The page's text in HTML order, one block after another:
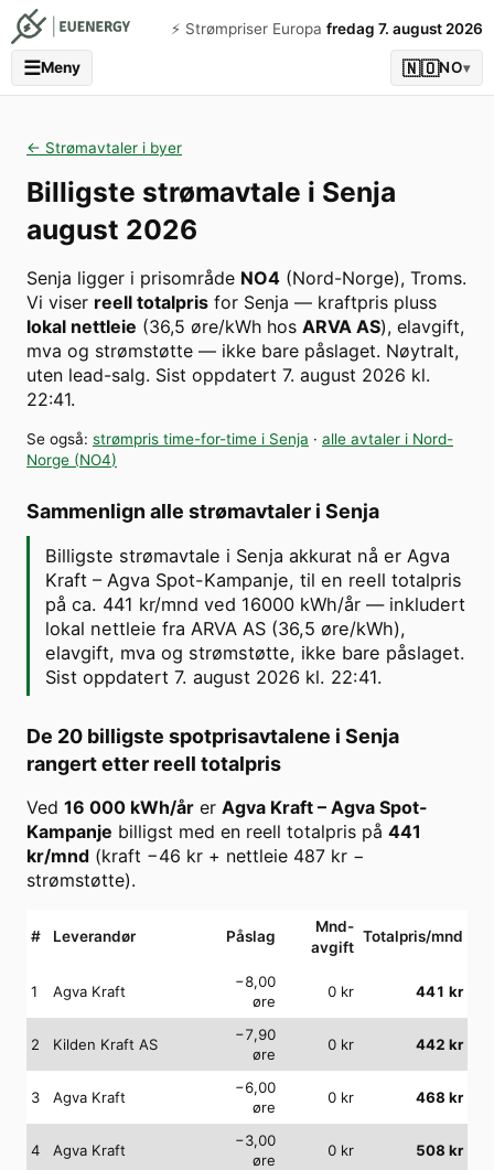
⚡️ Strømpriser Europa fredag 7. august 2026
☰Meny 🇳🇴NO▾
← Strømavtaler i byer
Billigste strømavtale i Senja
august 2026
Senja ligger i prisområde NO4 (Nord-Norge), Troms.
Vi viser reell totalpris for Senja — kraftpris pluss
lokal nettleie (36,5 øre/kWh hos ARVA AS), elavgift,
mva og strømstøtte — ikke bare påslaget. Nøytralt,
uten lead-salg. Sist oppdatert 7. august 2026 kl.
22:41.
Se også: strømpris time-for-time i Senja · alle avtaler i Nord-
Norge (NO4)
Sammenlign alle strømavtaler i Senja
Billigste strømavtale i Senja akkurat nå er Agva
Kraft – Agva Spot-Kampanje, til en reell totalpris
på ca. 441 kr/mnd ved 16000 kWh/år — inkludert
lokal nettleie fra ARVA AS (36,5 øre/kWh),
elavgift, mva og strømstøtte, ikke bare påslaget.
Sist oppdatert 7. august 2026 kl. 22:41.
De 20 billigste spotprisavtalene i Senja
rangert etter reell totalpris
Ved 16 000 kWh/år er Agva Kraft – Agva Spot-
Kampanje billigst med en reell totalpris på 441
kr/mnd (kraft −46 kr + nettleie 487 kr −
strømstøtte).
# Leverandør Påslag
Mnd-
avgift
Totalpris/mnd
1 Agva Kraft
−8,00
øre
0 kr 441 kr
2 Kilden Kraft AS
−7,90
øre
0 kr 442 kr
3 Agva Kraft
−6,00
øre
0 kr 468 kr
4 Agva Kraft
−3,00
øre
0 kr 508 kr